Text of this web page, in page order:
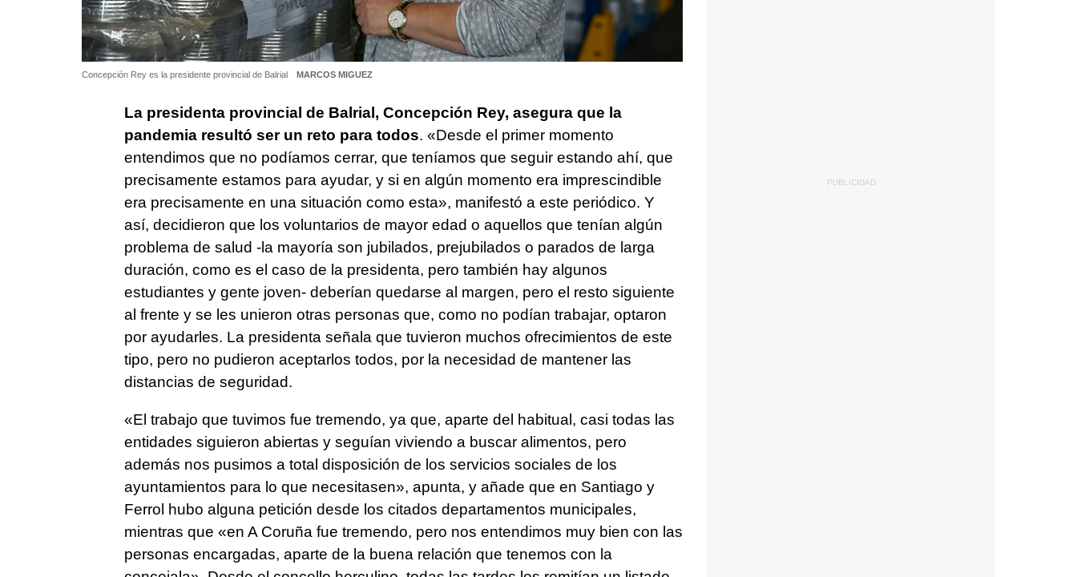
Concepción Rey es la presidente provincial de Balrial MARCOS MIGUEZ
La presidenta provincial de Balrial, Concepción Rey, asegura que la
pandemia resultó ser un reto para todos. «Desde el primer momento
entendimos que no podíamos cerrar, que teníamos que seguir estando ahí, que
precisamente estamos para ayudar, y si en algún momento era imprescindible
era precisamente en una situación como esta», manifestó a este periódico. Y
así, decidieron que los voluntarios de mayor edad o aquellos que tenían algún
problema de salud -la mayoría son jubilados, prejubilados o parados de larga
duración, como es el caso de la presidenta, pero también hay algunos
estudiantes y gente joven- deberían quedarse al margen, pero el resto siguiente
al frente y se les unieron otras personas que, como no podían trabajar, optaron
por ayudarles. La presidenta señala que tuvieron muchos ofrecimientos de este
tipo, pero no pudieron aceptarlos todos, por la necesidad de mantener las
distancias de seguridad.
«El trabajo que tuvimos fue tremendo, ya que, aparte del habitual, casi todas las
entidades siguieron abiertas y seguían viviendo a buscar alimentos, pero
además nos pusimos a total disposición de los servicios sociales de los
ayuntamientos para lo que necesitasen», apunta, y añade que en Santiago y
Ferrol hubo alguna petición desde los citados departamentos municipales,
mientras que «en A Coruña fue tremendo, pero nos entendimos muy bien con las
personas encargadas, aparte de la buena relación que tenemos con la